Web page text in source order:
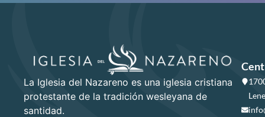
La Iglesia del Nazareno es una iglesia cristiana
protestante de la tradición wesleyana de
santidad.